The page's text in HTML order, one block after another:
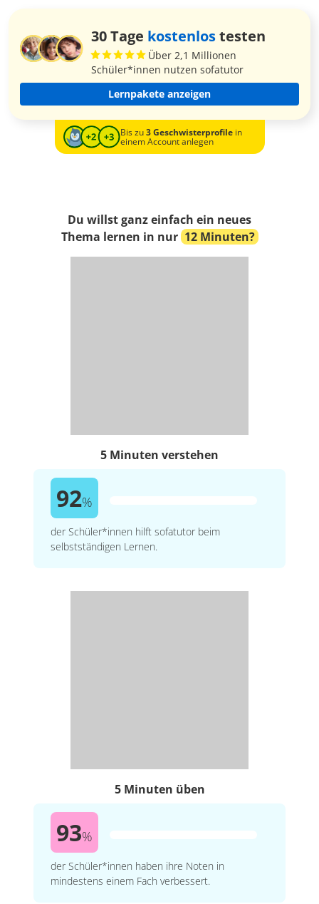
30 Tage kostenlostesten
Über 2,1 Millionen
Schüler*innen nutzen sofatutor
Lernpakete anzeigen
Bis zu3 Geschwisterprofilein
einem Account anlegen
Du willst ganz einfach ein neues
Thema lernen in nur 12 Minuten?
5 Minuten verstehen
92%
der Schüler*innen hilft sofatutor beim
selbstständigen Lernen.
5 Minuten üben
93%
der Schüler*innen haben ihre Noten in
mindestens einem Fach verbessert.